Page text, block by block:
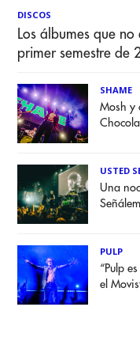
DISCOS
Los álbumes que
primer semestre de
SHAME
Mosh y
USTED
Una
PULP
“Pulp
el